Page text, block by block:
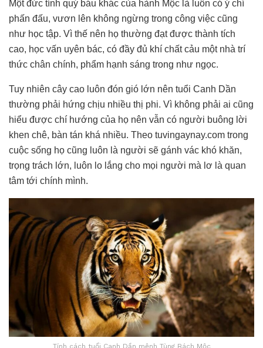
Một đức tính quý báu khác của hành Mộc là luôn có ý chí
phấn đấu, vươn lên không ngừng trong công việc cũng
như học tập. Vì thế nên họ thường đạt được thành tích
cao, học vấn uyên bác, có đầy đủ khí chất cảu một nhà trí
thức chân chính, phẩm hạnh sáng trong như ngọc.
Tuy nhiên cây cao luôn đón gió lớn nên tuổi Canh Dần
thường phải hứng chịu nhiều thị phi. Vì không phải ai cũng
hiểu được chí hướng của họ nên vẫn có người buông lời
khen chê, bàn tán khá nhiều. Theo tuvingaynay.com trong
cuộc sống họ cũng luôn là người sẽ gánh vác khó khăn,
trọng trách lớn, luôn lo lắng cho mọi người mà lơ là quan
tâm tới chính mình.
Tính cách tuổi Canh Dần mệnh Tùng Bách Mộc